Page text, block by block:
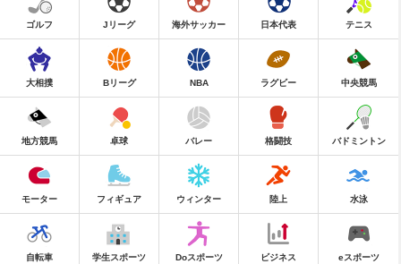
ゴルフ Jリーグ 海外サッカー 日本代表 テニス
大相撲 Bリーグ NBA ラグビー 中央競馬
地方競馬 卓球 バレー 格闘技 バドミントン
モーター フィギュア ウィンター 陸上 水泳
自転車 学生スポーツ Doスポーツ ビジネス eスポーツ